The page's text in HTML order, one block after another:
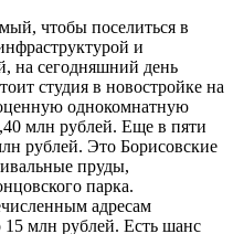
чтобы поселиться в
и
на сегодняшний день
студия в новостройке на
однокомнатную
млн рублей. Еще в пяти
рублей. Это Борисовские
пруды,
парка.
адресам
млн рублей. Есть шанс